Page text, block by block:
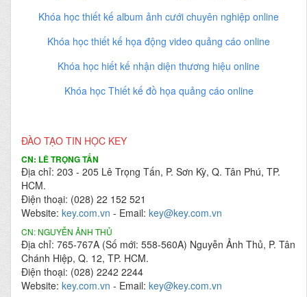
Khóa học thiết kế album ảnh cưới chuyên nghiệp online
Khóa học thiết kế họa động video quảng cáo online
Khóa học hiết kế nhận diện thương hiệu online
Khóa học Thiết kế đồ họa quảng cáo online
ĐÀO TẠO TIN HỌC KEY
CN: LÊ TRỌNG TẤN
Địa chỉ: 203 - 205 Lê Trọng Tấn, P. Sơn Kỳ, Q. Tân Phú, TP.
HCM.
Điện thoại: (028) 22 152 521
Website: key.com.vn - Email: key@key.com.vn
CN: NGUYỄN ẢNH THỦ
Địa chỉ: 765-767A (Số mới: 558-560A) Nguyễn Ảnh Thủ, P. Tân
Chánh Hiệp, Q. 12, TP. HCM.
Điện thoại: (028) 2242 2244
Website: key.com.vn - Email: key@key.com.vn